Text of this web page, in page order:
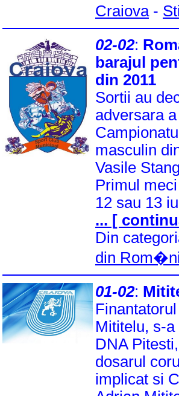
Craiova-
02-02:
barajul
din 2011
Sortii au
adversara
masculin
Vasile
Primul
12 sau 13
... [
Din
din
01-02:
Mititelu, s-
DNA
dosarul
implicat si